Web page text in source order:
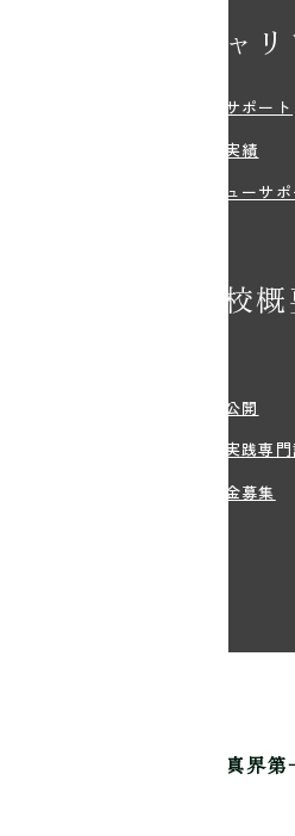
キャ
就職サポート
就職実績
デビューサ
学校
情報公開
職業実践専
寄付金募集
写真界
校です。